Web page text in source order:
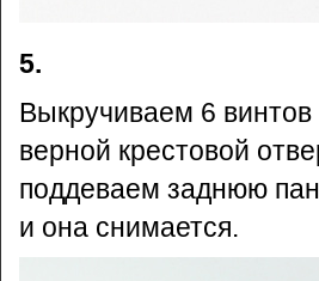
5.
Выкручиваем 6
верной крестовой
поддеваем заднюю
и она снимается.